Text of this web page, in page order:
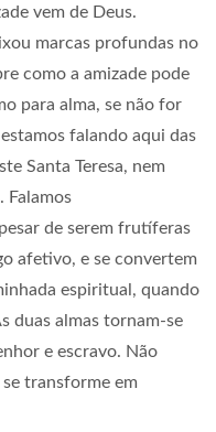
vem de Deus.
marcas profundas no
como a amizade pode
para alma, se não for
falando aqui das
Santa Teresa, nem
Falamos
de serem frutíferas
afetivo, e se convertem
espiritual, quando
duas almas tornam-se
e escravo. Não
transforme em